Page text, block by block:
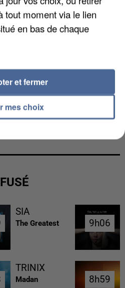
SUPPOSÉS DE LA DZ
SIA
The Greatest 9h06
9h06
TRINIX
Madan 8h59
8h59
tout moment via le lien
en bas de chaque
mes choix
et fermer